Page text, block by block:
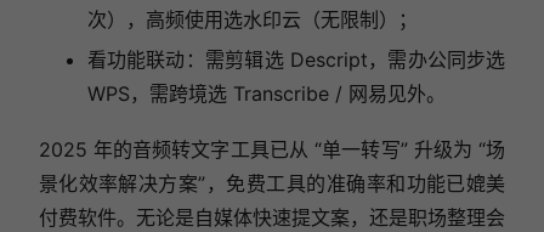
次），高频使用选水印云（无限制）；
看功能联动：需剪辑选 Descript，需办公同步选
WPS，需跨境选 Transcribe / 网易见外。
2025 年的音频转文字工具已从 “单一转写” 升级为 “场
景化效率解决方案”，免费工具的准确率和功能已媲美
付费软件。无论是自媒体快速提文案，还是职场整理会